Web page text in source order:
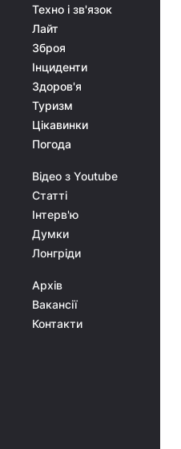
Техно і зв'язок
Лайт
Зброя
Інциденти
Здоров'я
Туризм
Цікавинки
Погода
Відео з Youtube
Статті
Інтерв'ю
Думки
Лонгріди
Архів
Вакансії
Контакти